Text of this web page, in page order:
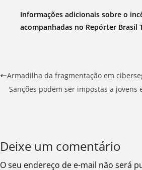
Informações adicionais sobre o
acompanhadas no Repórter Brasil
Armadilha da fragmentação em
Sanções podem ser impostas a jovens
Deixe um comentário
O seu endereço de e-mail não será